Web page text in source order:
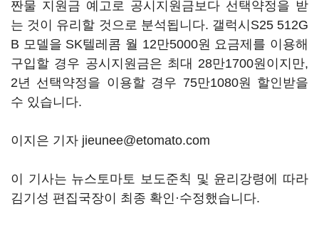
짠물 지원금 예고로 공시지원금보다 선택약정을 받
는 것이 유리할 것으로 분석됩니다. 갤럭시S25 512G
B 모델을 SK텔레콤 월 12만5000원 요금제를 이용해
구입할 경우 공시지원금은 최대 28만1700원이지만,
2년 선택약정을 이용할 경우 75만1080원 할인받을
수 있습니다.
이지은 기자 jieunee@etomato.com
이 기사는 뉴스토마토 보도준칙 및 윤리강령에 따라
김기성 편집국장이 최종 확인·수정했습니다.